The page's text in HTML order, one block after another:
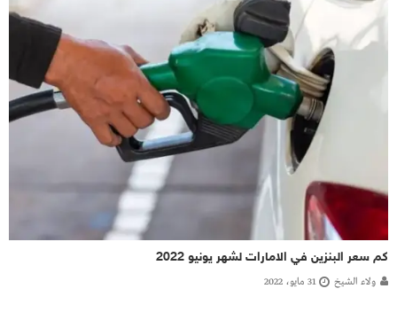
كم سعر البنزين في الامارات لشهر يونيو 2022
ولاء الشيخ 31 مايو، 2022